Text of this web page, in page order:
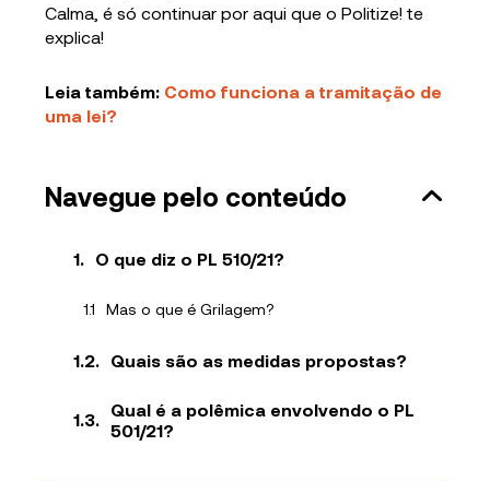
Calma, é só continuar por aqui que o Politize! te
explica!
Leia também: Como funciona a tramitação de
uma lei?
Navegue pelo conteúdo
O que diz o PL 510/21?
Mas o que é Grilagem?
Quais são as medidas propostas?
Qual é a polêmica envolvendo o PL
501/21?